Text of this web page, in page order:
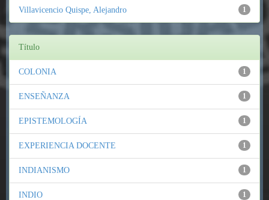
1
Villavicencio Quispe, Alejandro
Título
1
COLONIA
1
ENSEÑANZA
1
EPISTEMOLOGÍA
1
EXPERIENCIA DOCENTE
1
INDIANISMO
1
INDIO